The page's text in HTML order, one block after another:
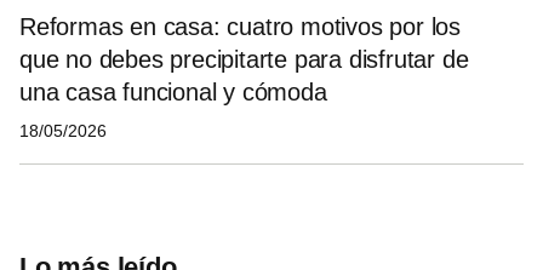
Reformas en casa: cuatro motivos por los
que no debes precipitarte para disfrutar de
una casa funcional y cómoda
18/05/2026